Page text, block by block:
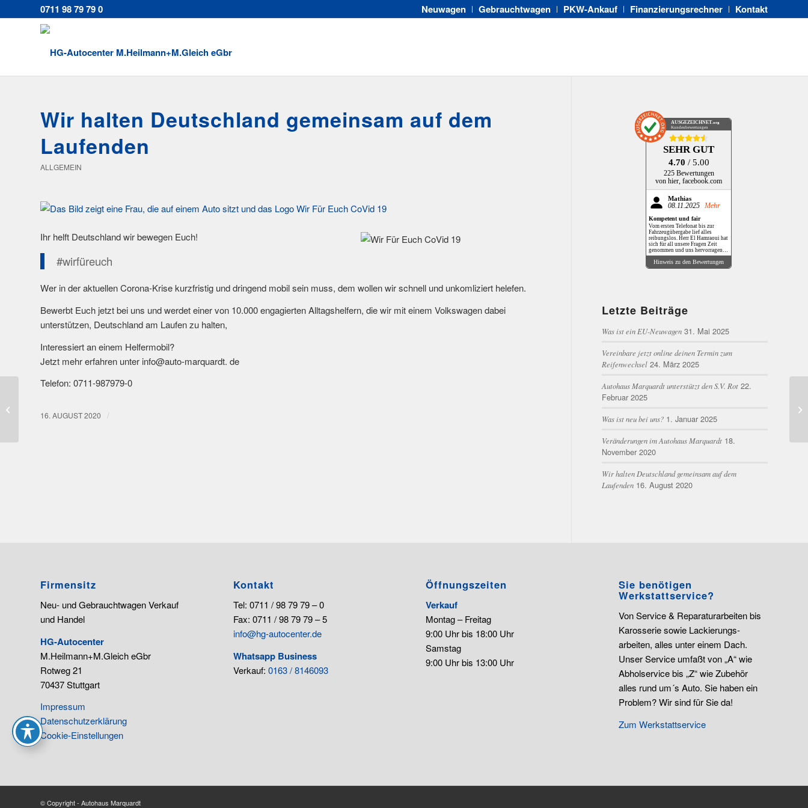
Neuwagen Gebrauchtwagen PKW-Ankauf Finanzierungsrechner Kontakt
0711 98 79 79 0
Wir halten Deutschland gemeinsam auf dem
Laufenden
ALLGEMEIN
Ihr helft Deutschland wir bewegen Euch!
#wirfüreuch
Wer in der aktuellen Corona-Krise kurzfristig und dringend mobil sein muss, dem wollen wir schnell und unkomliziert helefen.
Bewerbt Euch jetzt bei uns und werdet einer von 10.000 engagierten Alltagshelfern, die wir mit einem Volkswagen dabei
unterstützen, Deutschland am Laufen zu halten,
Interessiert an einem Helfermobil?
Jetzt mehr erfahren unter info@auto-marquardt. de
Telefon: 0711-987979-0
16. AUGUST 2020 /
AUSGEZEICHNET.org
Kundenbewertungen
SEHR GUT
4.70 / 5.00
225 Bewertungen
von hier, facebook.com
Mathias
08.11.2025 Mehr
Kompetent und fair
Vom ersten Telefonat bis zur
Fahrzeugübergabe lief alles
reibungslos. Herr El Hamraoui hat
sich für all unsere Fragen Zeit
genommen und uns hervorragend
beraten. Auch unser bisheriges
Fahrzeug wurde zu einem fairen
Preis angekauft. Unser nächstes
Hinweis zu den Bewertungen
Letzte Beiträge
Was ist ein EU-Neuwagen 31. Mai 2025
Vereinbare jetzt online deinen Termin zum
Reifenwechsel 24. März 2025
Autohaus Marquardt unterstützt den S.V. Rot 22.
Februar 2025
Was ist neu bei uns? 1. Januar 2025
Veränderungen im Autohaus Marquardt 18.
November 2020
Wir halten Deutschland gemeinsam auf dem
Laufenden 16. August 2020
Firmensitz
Neu- und Gebrauchtwagen Verkauf
und Handel
HG-Autocenter
M.Heilmann+M.Gleich eGbr
Rotweg 21
70437 Stuttgart
Impressum
Datenschutzerklärung
Cookie-Einstellungen
Kontakt
Tel: 0711 / 98 79 79 – 0
Fax: 0711 / 98 79 79 – 5
info@hg-autocenter.de
Whatsapp Business
Verkauf: 0163 / 8146093
Öffnungszeiten
Verkauf
Montag – Freitag
9:00 Uhr bis 18:00 Uhr
Samstag
9:00 Uhr bis 13:00 Uhr
Sie benötigen
Werkstattservice?
Von Service & Reparaturarbeiten bis
Karosserie sowie Lackierungs-
arbeiten, alles unter einem Dach.
Unser Service umfaßt von „A“ wie
Abholservice bis „Z“ wie Zubehör
alles rund um´s Auto. Sie haben ein
Problem? Wir sind für Sie da!
Zum Werkstattservice
© Copyright - Autohaus Marquardt
E-Autos – Die Zukunft